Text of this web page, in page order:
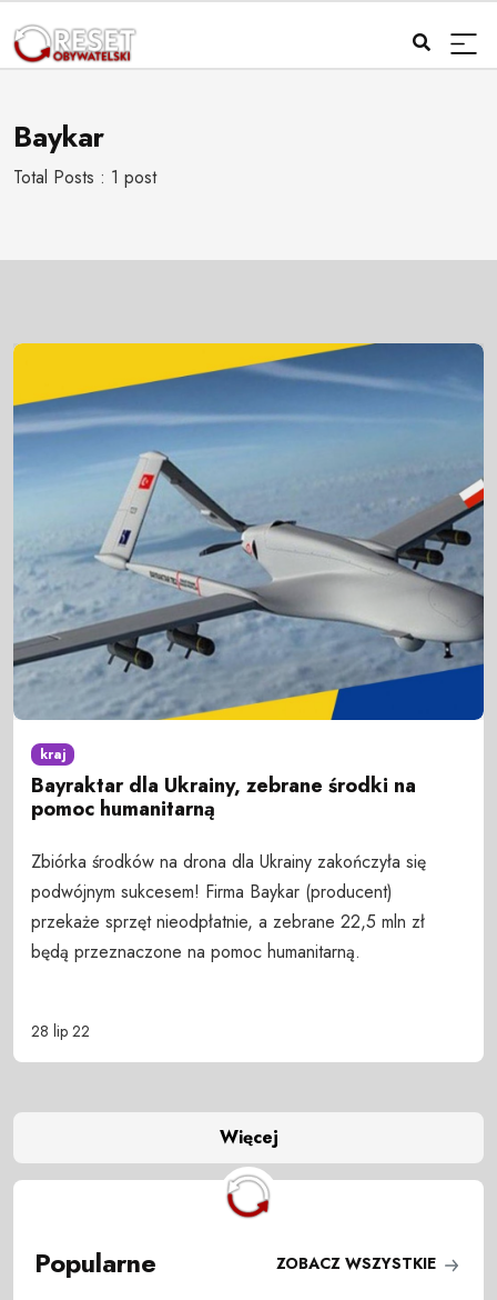
Baykar
Total Posts : 1 post
kraj
Bayraktar dla Ukrainy, zebrane środki na
pomoc humanitarną
Zbiórka środków na drona dla Ukrainy zakończyła się
podwójnym sukcesem! Firma Baykar (producent)
przekaże sprzęt nieodpłatnie, a zebrane 22,5 mln zł
będą przeznaczone na pomoc humanitarną.
28 lip 22
Więcej
Popularne ZOBACZ WSZYSTKIE